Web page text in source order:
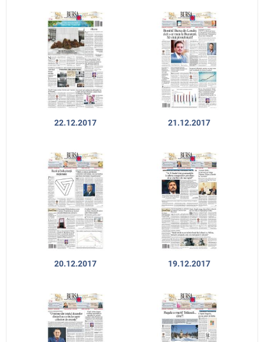
22.12.2017 21.12.2017
20.12.2017 19.12.2017